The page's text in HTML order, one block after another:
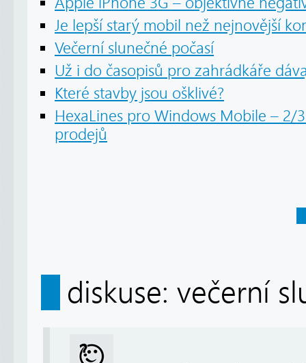
Je lepší starý mobil než nejnovější
Večerní slunečné počasí
Už i do časopisů pro zahrádkáře
Které stavby jsou ošklivé?
HexaLines pro Windows Mobile – 2/
prodejů
diskuse: večerní